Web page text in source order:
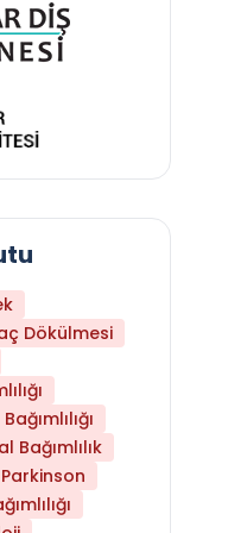
Yaşlanmayı
Dökülmesi
Bağımlılık
Parkinson